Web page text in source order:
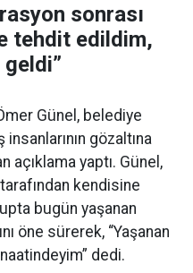
sonrası
tehdit edildim,
Günel, belediye
gözaltına
açıklama yaptı. Günel,
kendisine
bugün yaşanan
öne sürerek, “Yaşanan
dedi.